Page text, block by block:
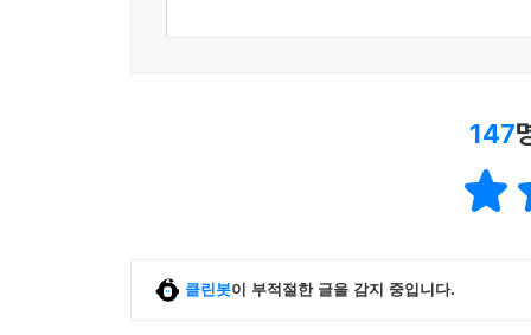
147
클린봇이 부적절한 글을 감지 중입니다.